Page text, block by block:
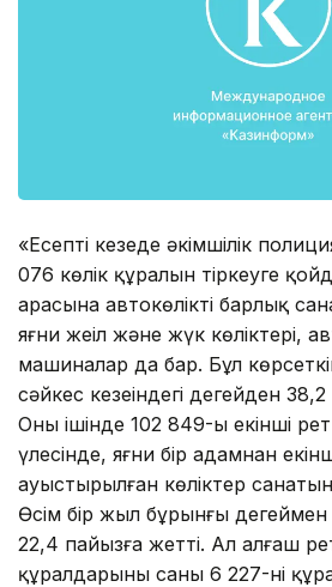
«Есепті кезеңде әкімшілік
076 көлік құралын тіркеуге
арасына автокөліктің барлық
яғни жеңіл және жүк көліктері,
машиналар да бар. Бұл
сәйкес кезеңіндегі деңгейден
Оның ішінде 102 849-ы екінші
үлесінде, яғни бір адамнан
ауыстырылған көліктер
Өсім бір жыл бұрынғы
22,4 пайызға жетті. Ал алғаш
құралдарының саны 6 227-ні